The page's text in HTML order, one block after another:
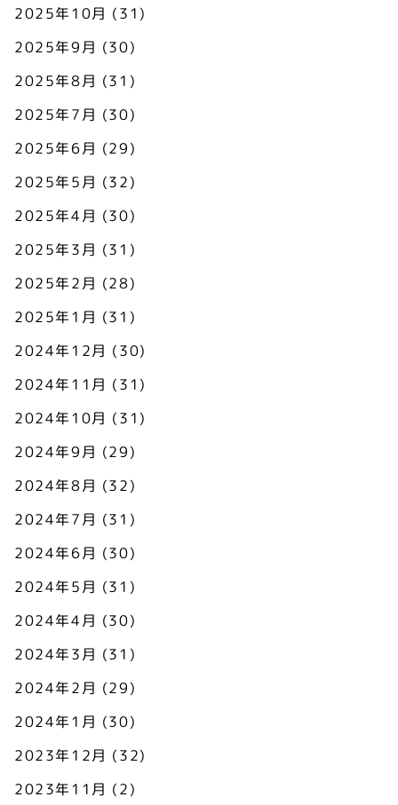
2025年10月 (31)
2025年9月 (30)
2025年8月 (31)
2025年7月 (30)
2025年6月 (29)
2025年5月 (32)
2025年4月 (30)
2025年3月 (31)
2025年2月 (28)
2025年1月 (31)
2024年12月 (30)
2024年11月 (31)
2024年10月 (31)
2024年9月 (29)
2024年8月 (32)
2024年7月 (31)
2024年6月 (30)
2024年5月 (31)
2024年4月 (30)
2024年3月 (31)
2024年2月 (29)
2024年1月 (30)
2023年12月 (32)
2023年11月 (2)